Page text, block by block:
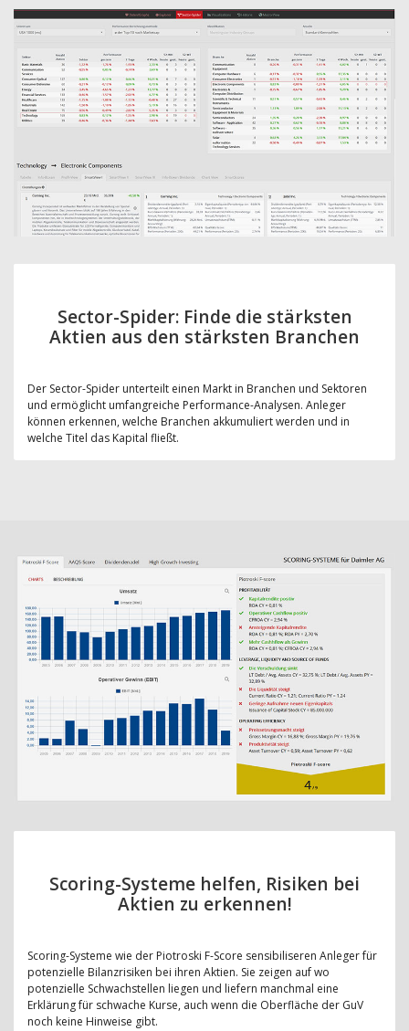
Sector-Spider: Finde die stärksten
Aktien aus den stärksten Branchen
Der Sector-Spider unterteilt einen Markt in Branchen und Sektoren
und ermöglicht umfangreiche Performance-Analysen. Anleger
können erkennen, welche Branchen akkumuliert werden und in
welche Titel das Kapital fließt.
Scoring-Systeme helfen, Risiken bei
Aktien zu erkennen!
Scoring-Systeme wie der Piotroski F-Score sensibiliseren Anleger für
potenzielle Bilanzrisiken bei ihren Aktien. Sie zeigen auf wo
potenzielle Schwachstellen liegen und liefern manchmal eine
Erklärung für schwache Kurse, auch wenn die Oberfläche der GuV
noch keine Hinweise gibt.